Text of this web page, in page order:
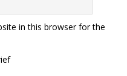
in this browser for the